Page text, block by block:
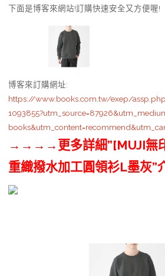
下面是博客來網站!訂購快速安全又方便喔!
博客來訂購網址:
https://www.books.com.tw/exep/
→→→→更多詳細”[MUJI無
重織撥水加工圓領衫L墨灰”